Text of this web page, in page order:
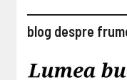
blog despre